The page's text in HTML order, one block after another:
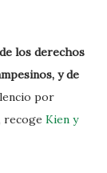
los derechos
y de
por
recoge Kien y